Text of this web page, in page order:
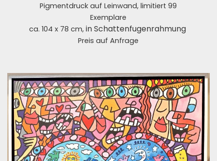
Pigmentdruck auf Leinwand, limitiert 99
Exemplare
ca. 104 x 78 cm, inSchattenfugenrahmung
Preis auf Anfrage